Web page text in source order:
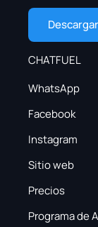
CHATFUEL
WhatsApp
Facebook
Instagram
Sitio web
Precios
Programa de